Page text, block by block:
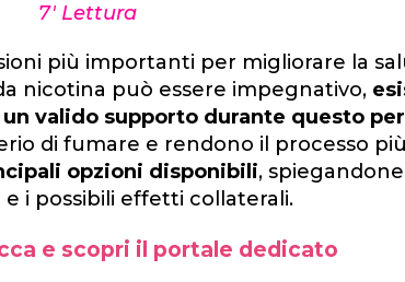
7' Lettura
più importanti per migliorare la
nicotina può essere impegnativo,
valido supporto durante questo
di fumare e rendono il processo
opzioni disponibili, spiegandone
i possibili effetti collaterali.
e scopri il portale dedicato